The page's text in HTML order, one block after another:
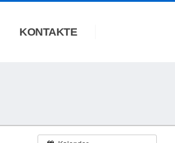
KONTAKTE